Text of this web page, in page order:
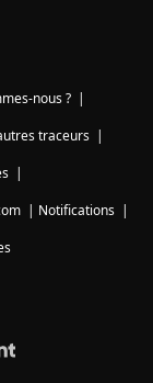
nous ? |
traceurs|
|
| Notifications |